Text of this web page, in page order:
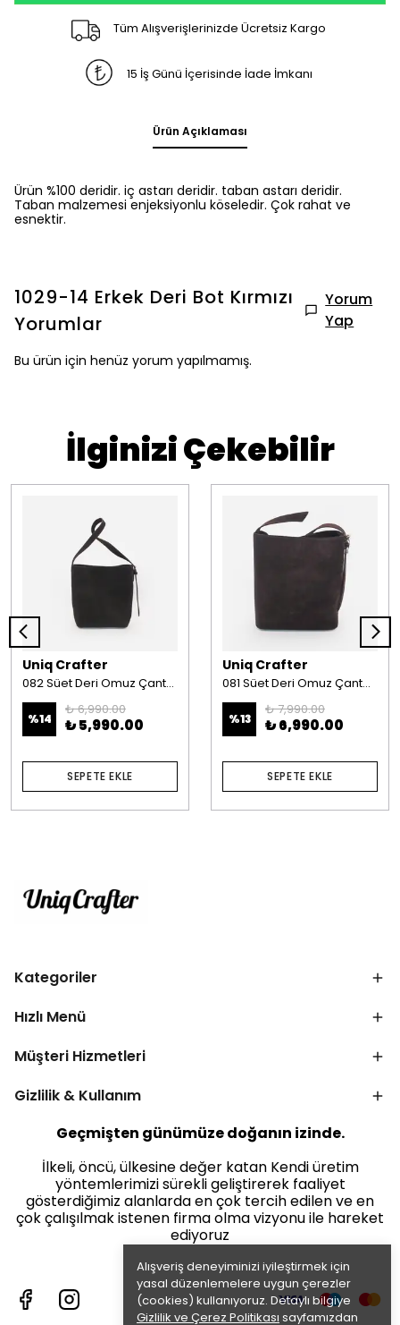
Alışveriş deneyiminizi iyileştirmek için
yasal düzenlemelere uygun çerezler
(cookies) kullanıyoruz. Detaylı bilgiye
Gizlilik ve Çerez Politikası sayfamızdan
Tüm Alışverişlerinizde Ücretsiz Kargo
15 İş Günü İçerisinde İade İmkanı
Ürün Açıklaması
Ürün %100 deridir. iç astarı deridir. taban astarı deridir.
Taban malzemesi enjeksiyonlu köseledir. Çok rahat ve
esnektir.
1029-14 Erkek Deri Bot Kırmızı
Yorumlar
Yorum
Yap
Bu ürün için henüz yorum yapılmamış.
İlginizi Çekebilir
Uniq Crafter
082 Süet Deri Omuz Çantası Kahve
%14
₺ 6,990.00
₺ 5,990.00
SEPETE EKLE
Uniq Crafter
081 Süet Deri Omuz Çantası Kahve
%13
₺ 7,990.00
₺ 6,990.00
SEPETE EKLE
Kategoriler
Hızlı Menü
Müşteri Hizmetleri
Gizlilik & Kullanım
Geçmişten günümüze doğanın izinde.
İlkeli, öncü, ülkesine değer katan Kendi üretim
yöntemlerimizi sürekli geliştirerek faaliyet
gösterdiğimiz alanlarda en çok tercih edilen ve en
çok çalışılmak istenen firma olma vizyonu ile hareket
ediyoruz